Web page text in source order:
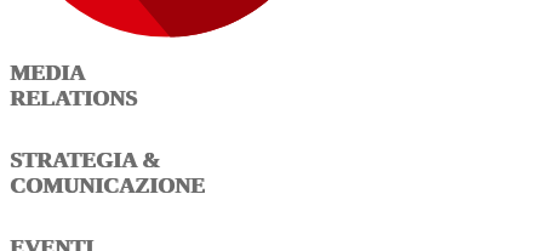
MEDIA
RELATIONS
STRATEGIA &
COMUNICAZIONE